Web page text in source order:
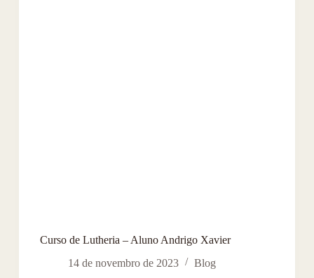
Curso de Lutheria – Aluno Andrigo Xavier
14 de novembro de 2023
Blog